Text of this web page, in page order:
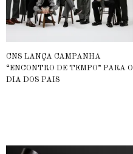
CNS LANÇA CAMPANHA
“ENCONTRO DE TEMPO” PARA O
DIA DOS PAIS